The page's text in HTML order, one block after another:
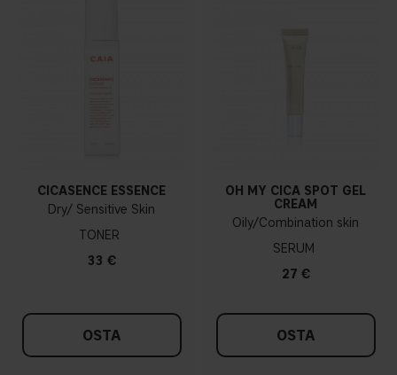
CICASENCE ESSENCE
Dry/ Sensitive Skin
TONER
33 €
OSTA
OH MY CICA SPOT GEL
CREAM
Oily/Combination skin
SERUM
27 €
OSTA